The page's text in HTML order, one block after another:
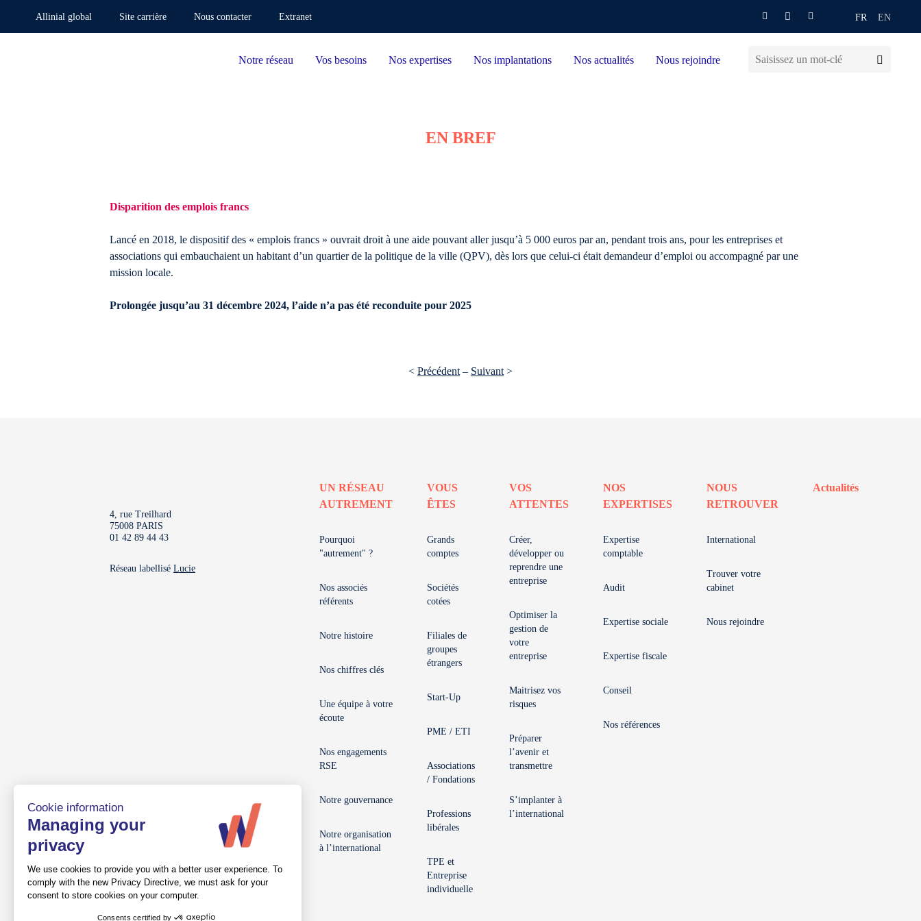
Allinial global Site carrière Nous contacter Extranet FR EN
Notre réseau Vos besoins Nos expertises Nos implantations Nos actualités Nous rejoindre
EN BREF
Disparition des emplois francs
Lancé en 2018, le dispositif des « emplois francs » ouvrait droit à une aide pouvant aller jusqu’à 5 000 euros par an, pendant trois ans, pour les entreprises et
associations qui embauchaient un habitant d’un quartier de la politique de la ville (QPV), dès lors que celui-ci était demandeur d’emploi ou accompagné par une
mission locale.
Prolongée jusqu’au 31 décembre 2024, l’aide n’a pas été reconduite pour 2025
< Précédent – Suivant >
4, rue Treilhard
75008 PARIS
01 42 89 44 43
Réseau labellisé Lucie
UN RÉSEAU
AUTREMENT
Pourquoi
"autrement" ?
Nos associés
référents
Notre histoire
Nos chiffres clés
Une équipe à votre
écoute
Nos engagements
RSE
Notre gouvernance
Notre organisation
à l’international
VOUS
ÊTES
Grands
comptes
Sociétés
cotées
Filiales de
groupes
étrangers
Start-Up
PME / ETI
Associations
/ Fondations
Professions
libérales
TPE et
Entreprise
individuelle
VOS
ATTENTES
Créer,
développer ou
reprendre une
entreprise
Optimiser la
gestion de
votre
entreprise
Maitrisez vos
risques
Préparer
l’avenir et
transmettre
S’implanter à
l’international
NOS
EXPERTISES
Expertise
comptable
Audit
Expertise sociale
Expertise fiscale
Conseil
Nos références
NOUS
RETROUVER
International
Trouver votre
cabinet
Nous rejoindre
Actualités